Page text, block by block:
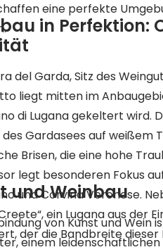
eine perfekte
in Perfektion:
del Garda, Sitz des
liegt mitten im
di Lugana gekeltert wird.
Gardasees auf weißem
Brisen, die eine hohe
legt besonderen Fokus
und Corvina Veronese.
ein Lugana aus der
der die Bandbreite
und Weinbau
von Kunst und Wein
einem